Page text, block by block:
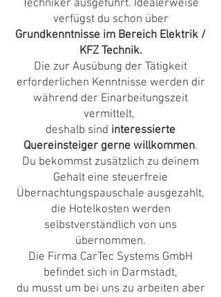
Techniker ausgeführt. Idealerweise
verfügst du schon über
Grundkenntnisse im Bereich Elektrik /
KFZ Technik.
Die zur Ausübung der Tätigkeit
erforderlichen Kenntnisse werden dir
während der Einarbeitungszeit
vermittelt,
deshalb sind interessierte
Quereinsteiger gerne willkommen.
Du bekommst zusätzlich zu deinem
Gehalt eine steuerfreie
Übernachtungspauschale ausgezahlt,
die Hotelkosten werden
selbstverständlich von uns
übernommen.
Die Firma CarTec Systems GmbH
befindet sich in Darmstadt,
du musst um bei uns zu arbeiten aber